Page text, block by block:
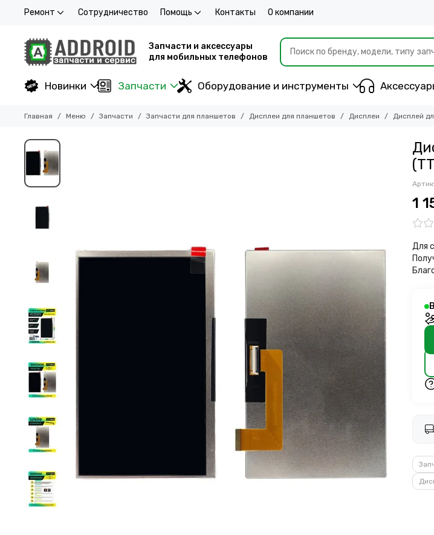
Ремонт Сотрудничество Помощь Контакты О компании
Запчасти и аксессуары
для мобильных телефонов
Новинки Запчасти Оборудование и инструменты
Главная Меню Запчасти Запчасти для планшетов Дисплеи для планшетов Дисплеи Дисплей
1
Для